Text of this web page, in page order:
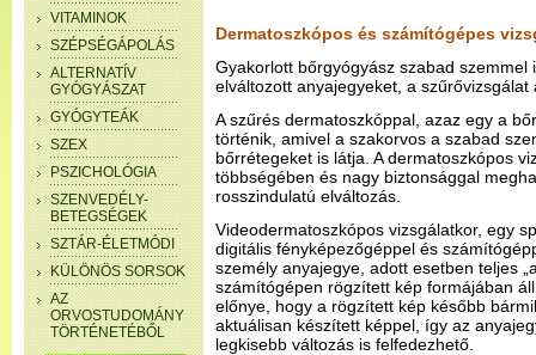
VITAMINOK
SZÉPSÉGÁPOLÁS
ALTERNATÍV
GYÓGYÁSZAT
GYÓGYTEÁK
SZEX
PSZICHOLÓGIA
SZENVEDÉLY-
BETEGSÉGEK
SZTÁR-ÉLETMÓDI
KÜLÖNÖS SORSOK
AZ
ORVOSTUDOMÁNY
TÖRTÉNETÉBŐL
Dermatoszkópos és számítógépes
Gyakorlott bőrgyógyász szabad szemmel
elváltozott anyajegyeket, a
A szűrés dermatoszkóppal, azaz egy a
történik, amivel a szakorvos a szabad
bőrrétegeket is látja. A dermatoszkópos
többségében és nagy biztonsággal
rosszindulatú elváltozás.
Videodermatoszkópos vizsgálatkor, egy
digitális fényképezőgéppel és
személy anyajegye, adott esetben teljes
számítógépen rögzített kép formájában
előnye, hogy a rögzített kép később
aktuálisan készített képpel, így az
legkisebb változás is felfedezhető.